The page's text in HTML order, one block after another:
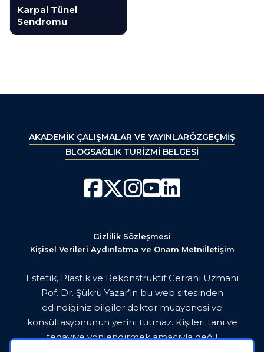
Karpal Tünel
Sendromu
AKADEMİK ÇALIŞMALAR VE YAYINLARÖZGEÇMİŞ
BLOGSAĞLIK TURİZMİ BELGESİ
Gizlilik Sözleşmesi
Kişisel Verileri Aydınlatma ve Onam Metniİletişim
Estetik, Plastik ve Rekonstrüktif Cerrahi Uzmanı
Pof. Dr. Şükrü Yazar’ın bu web sitesinden
edindiğiniz bilgiler doktor muayenesi ve
konsültasyonunun yerini tutmaz. Kişileri tanı ve
tedaviye yönlendirmek amacıyla değil